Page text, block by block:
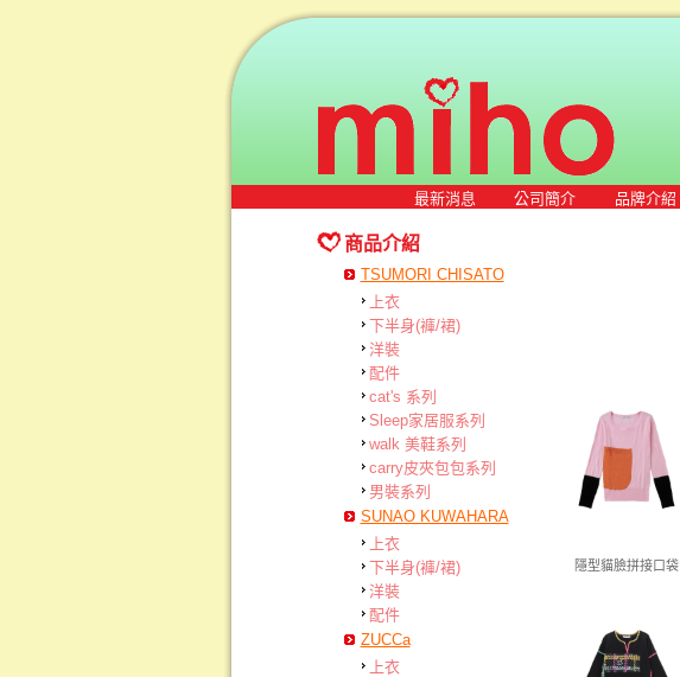
最新消息 公司簡介 品牌介紹
商品介紹
TSUMORI CHISATO
上衣
下半身(褲/裙)
洋裝
配件
cat's 系列
Sleep家居服系列
walk 美鞋系列
carry皮夾包包系列
男裝系列
SUNAO KUWAHARA
上衣
下半身(褲/裙)
洋裝
配件
ZUCCa
上衣
隱型貓臉拼接口袋